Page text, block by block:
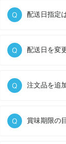
配送日指定
配送日を変
注文品を追
賞味期限の